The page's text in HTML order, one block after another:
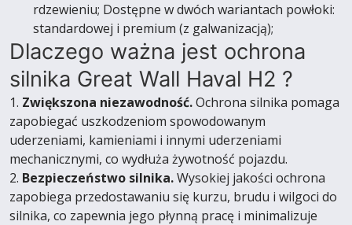
rdzewieniu; Dostępne w dwóch wariantach powłoki:
standardowej i premium (z galwanizacją);
Dlaczego ważna jest ochrona
silnika Great Wall Haval H2 ?
1. Zwiększona niezawodność.Ochrona silnika pomaga
zapobiegać uszkodzeniom spowodowanym
uderzeniami, kamieniami i innymi uderzeniami
mechanicznymi, co wydłuża żywotność pojazdu.
2. Bezpieczeństwo silnika.Wysokiej jakości ochrona
zapobiega przedostawaniu się kurzu, brudu i wilgoci do
silnika, co zapewnia jego płynną pracę i minimalizuje